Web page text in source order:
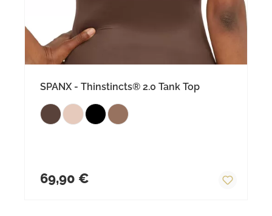
SPANX - Thinstincts® 2.0 Tank Top
69,90 €